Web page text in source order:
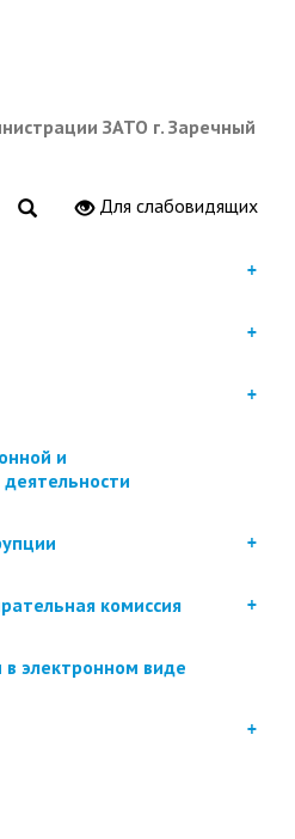
ЗАТО г. Заречный
Для слабовидящих
и
комиссия
электронном виде